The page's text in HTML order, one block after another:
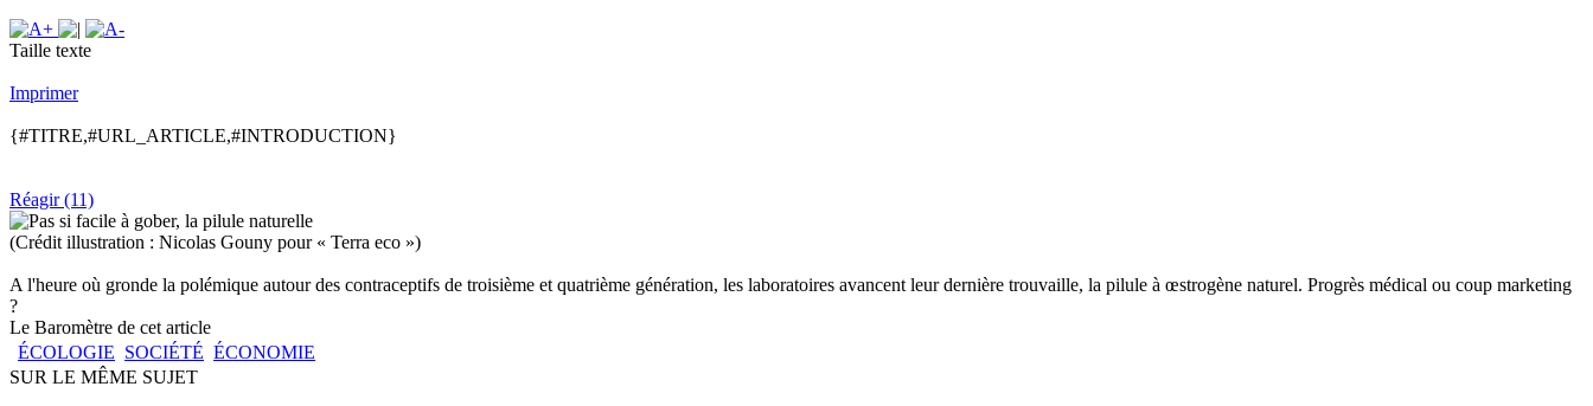
Taille texte
Imprimer
{#TITRE,#URL_ARTICLE,#INTRODUCTION}
Réagir (11)
(Crédit illustration : Nicolas Gouny pour « Terra eco »)
A l'heure où gronde la polémique autour des contraceptifs de troisième et quatrième génération, les laboratoires avancent leur dernière trouvaille, la pilule à œstrogène naturel. Progrès médical ou coup marketing
?
Le Baromètre de cet article
ÉCOLOGIE SOCIÉTÉ ÉCONOMIE
SUR LE MÊME SUJET